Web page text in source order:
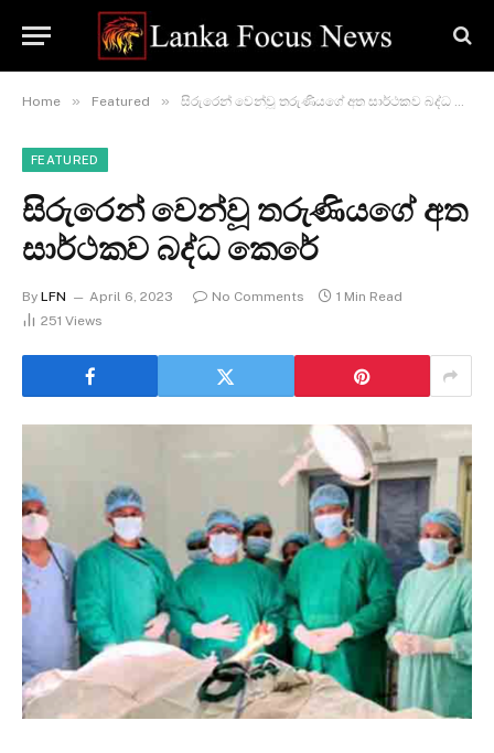
Home » Featured » සිරුරෙන් වෙන්වූ තරුණියගේ අත සාර්ථකව බද්ධ කෙරේ
FEATURED
සිරුරෙන් වෙන්වූ තරුණියගේ අත
සාර්ථකව බද්ධ කෙරේ
By LFN April 6, 2023 No Comments
1 Min Read
251 Views